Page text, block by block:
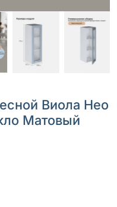
Виола Нео
Матовый